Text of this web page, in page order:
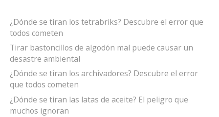
¿Dónde se tiran los tetrabriks? Descubre el error que
todos cometen
Tirar bastoncillos de algodón mal puede causar un
desastre ambiental
¿Dónde se tiran los archivadores? Descubre el error
que todos cometen
¿Dónde se tiran las latas de aceite? El peligro que
muchos ignoran